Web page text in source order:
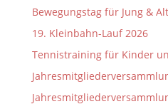
Bewegungstag für Jung &
19. Kleinbahn-Lauf 2026
Tennistraining für Kinder